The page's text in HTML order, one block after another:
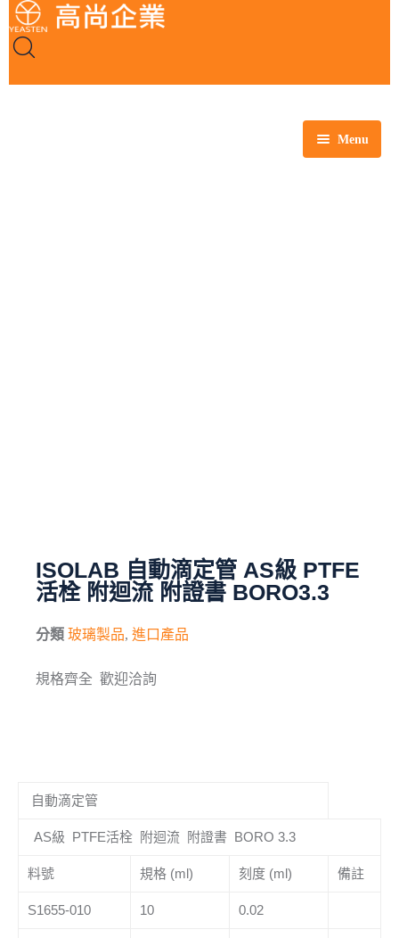
Menu
化學試藥
ISOLAB 自動滴定管 AS級 PTFE
活栓 附迴流 附證書 BORO3.3
分類 玻璃製品, 進口產品
規格齊全 歡迎洽詢
自動滴定管
AS級 PTFE活栓 附迴流 附證書 BORO 3.3
料號 規格 (ml) 刻度 (ml) 備註
S1655-010 10 0.02